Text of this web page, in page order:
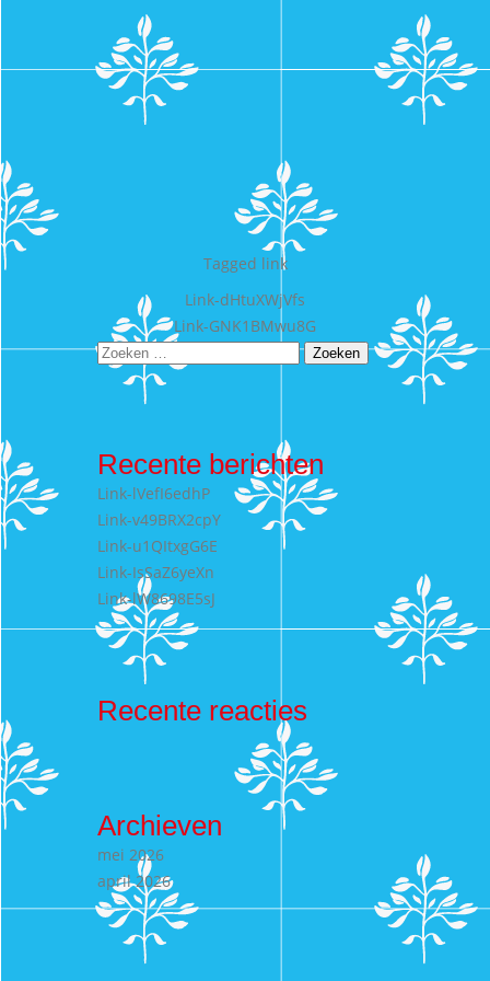
Tagged link
Bericht
navigatie
Link-dHtuXWjVfs
Link-GNK1BMwu8G
Zoeken
naar:
Recente berichten
Link-lVefI6edhP
Link-v49BRX2cpY
Link-u1QItxgG6E
Link-IsSaZ6yeXn
Link-lW8698E5sJ
Recente reacties
Archieven
mei 2026
april 2026